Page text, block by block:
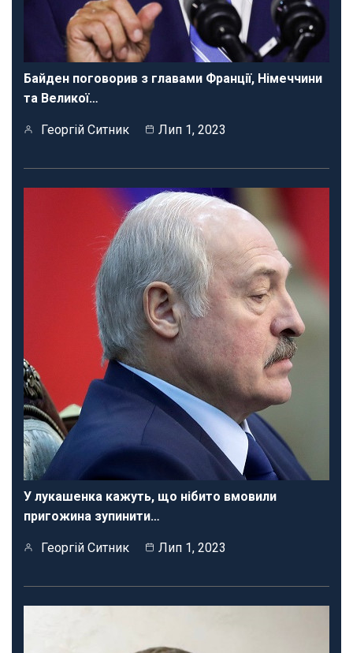
Байден поговорив з главами Франції, Німеччини
та Великої…
Георгій Ситник Лип 1, 2023
У лукашенка кажуть, що нібито вмовили
пригожина зупинити…
Георгій Ситник Лип 1, 2023